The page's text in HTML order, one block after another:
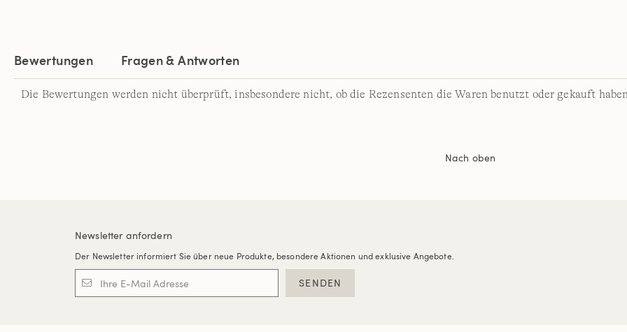
Bewertungen Fragen & Antworten
Die Bewertungen werden nicht überprüft, insbesondere nicht, ob die Rezensenten die Waren benutzt oder gekauft
Nach oben
Newsletter anfordern
Der Newsletter informiert Sie über neue Produkte, besondere Aktionen und exklusive Angebote.
SENDEN